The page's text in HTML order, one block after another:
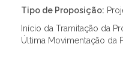
Tipo de Proposição:
Início da Tramitação da
Última Movimentação da